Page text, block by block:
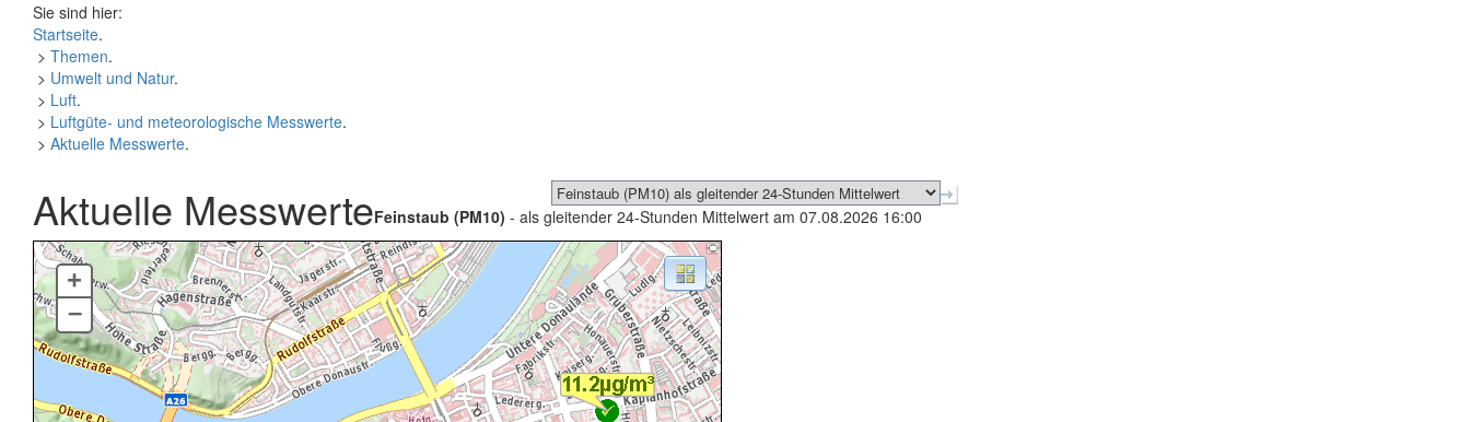
Sie sind hier:
Startseite.
> Themen.
> Umwelt und Natur.
> Luft.
> Luftgüte- und meteorologische Messwerte.
> Aktuelle Messwerte.
Aktuelle MesswerteFeinstaub (PM10) - als gleitender 24-Stunden Mittelwert am 07.08.2026 16:00
+
–